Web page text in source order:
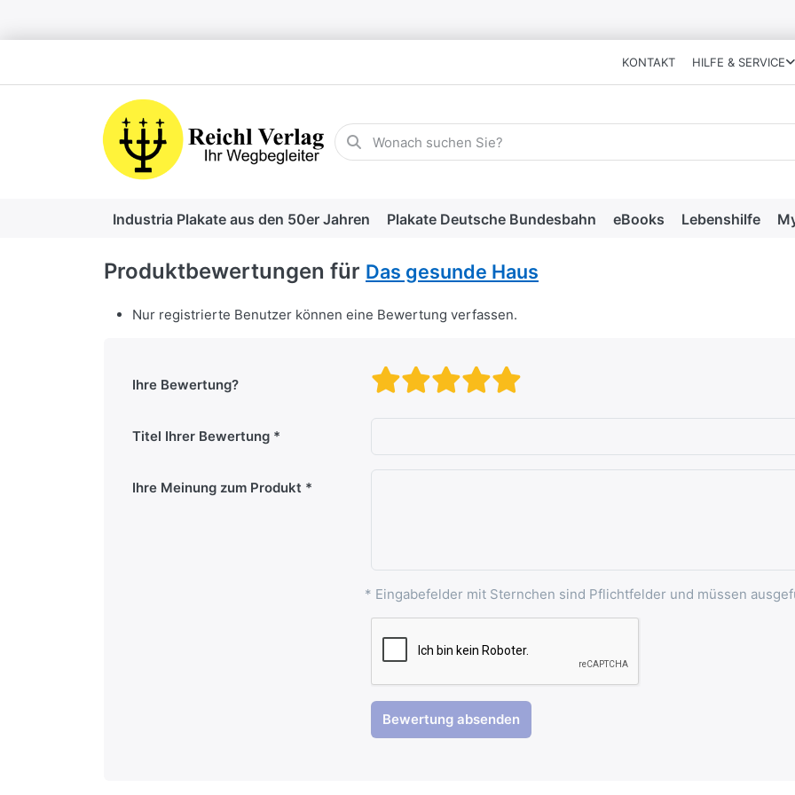
KONTAKT HILFE & SERVICE
Geben Sie einen Suchbegriff ein. Während Sie tippen, erscheinen
Industria Plakate aus den 50er Jahren Plakate Deutsche Bundesbahn eBooks Lebenshilfe
Produktbewertungen für Das gesunde Haus
Nur registrierte Benutzer können eine Bewertung verfassen.
Ihre Bewertung? Bewertung: 4 von 5
Bewertung: 3 von 5
Bewertung: 2 von 5 Sternen.
Bewertung: 1 von 5 Sternen.
Titel Ihrer Bewertung
Ihre Meinung zum Produkt
* Eingabefelder mit Sternchen sind Pflichtfelder und müssen
Bewertung absenden